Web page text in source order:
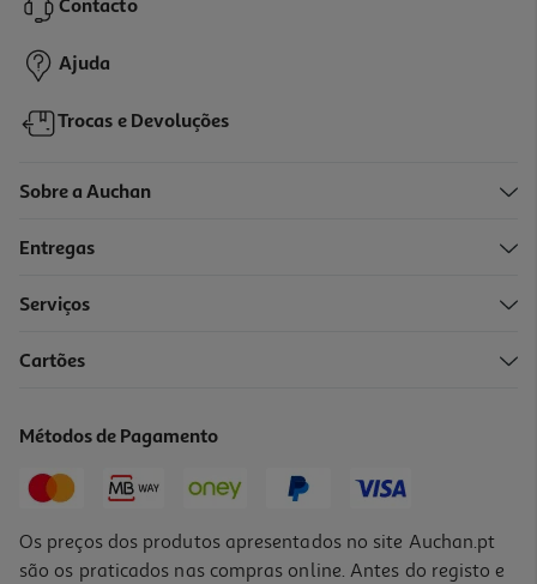
41,94 €
27,26 €
Contacto
Ajuda
Trocas e Devoluções
Sobre a Auchan
Entregas
Serviços
Cartões
Métodos de Pagamento
Os preços dos produtos apresentados no site Auchan.pt
são os praticados nas compras online. Antes do registo e